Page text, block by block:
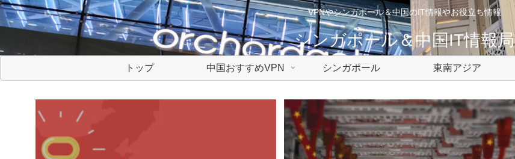
VPNやシンガポール＆中国のIT情報やお役立ち情報
シンガポール＆中国IT情報局
トップ 中国おすすめVPN シンガポール 東南アジア